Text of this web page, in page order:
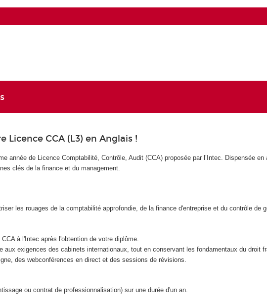
CCA (L3) en Anglais !
année de Licence Comptabilité, Contrôle, Audit (CCA) proposée par l’Intec. Dispensée
clés de la finance et du management.
les rouages de la comptabilité approfondie, de la finance d'entreprise et du contrôle de
à l'Intec après l'obtention de votre diplôme.
aux exigences des cabinets internationaux, tout en conservant les fondamentaux du droit
des webconférences en direct et des sessions de révisions.
ou contrat de professionnalisation) sur une durée d'un an.